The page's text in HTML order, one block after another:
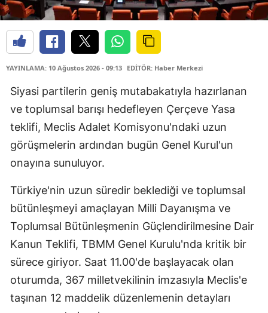
YAYINLAMA: 10 Ağustos 2026 - 09:13 EDİTÖR: Haber Merkezi
Siyasi partilerin geniş mutabakatıyla hazırlanan
ve toplumsal barışı hedefleyen Çerçeve Yasa
teklifi, Meclis Adalet Komisyonu'ndaki uzun
görüşmelerin ardından bugün Genel Kurul'un
onayına sunuluyor.
Türkiye'nin uzun süredir beklediği ve toplumsal
bütünleşmeyi amaçlayan Milli Dayanışma ve
Toplumsal Bütünleşmenin Güçlendirilmesine Dair
Kanun Teklifi, TBMM Genel Kurulu'nda kritik bir
sürece giriyor. Saat 11.00'de başlayacak olan
oturumda, 367 milletvekilinin imzasıyla Meclis'e
taşınan 12 maddelik düzenlemenin detayları